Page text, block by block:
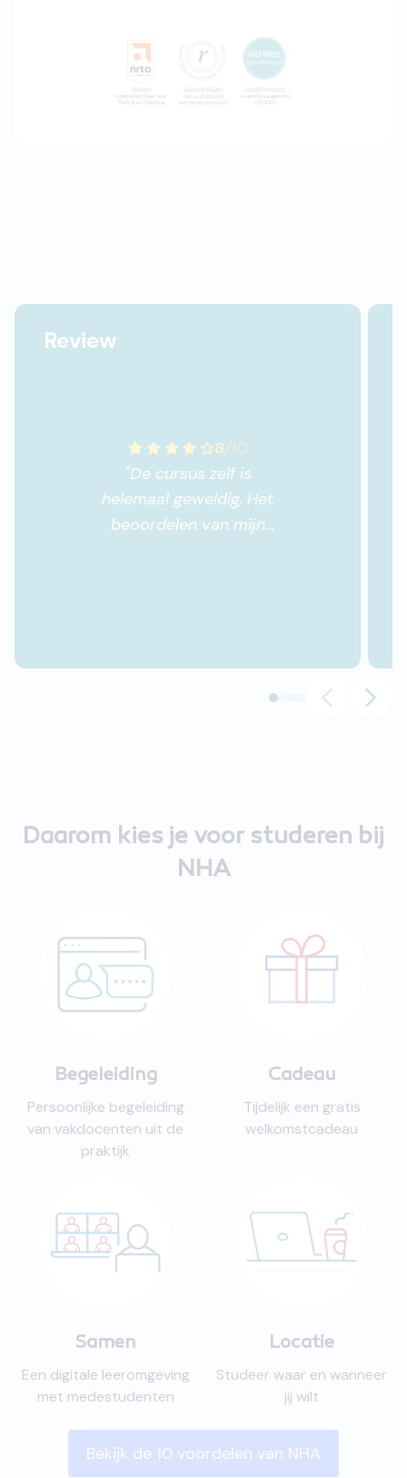
Review
8/10
"De cursus zelf is
helemaal geweldig, Het
beoordelen van mijn
Daarom kies je voor studeren bij
NHA
Begeleiding
Persoonlijke begeleiding
van vakdocenten uit de
praktijk
Cadeau
Tijdelijk een gratis
welkomstcadeau
Samen
Een digitale leeromgeving
met medestudenten
Locatie
Studeer waar en wanneer
jij wilt
Bekijk de 10 voordelen van NHA